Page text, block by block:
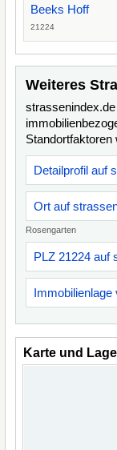
Beeks Hoff
21224
Weiteres
Standortfaktoren
Detailprofil auf
Ort auf
Rosengarten
PLZ 21224 auf
Immobilienlage
Karte und Lage